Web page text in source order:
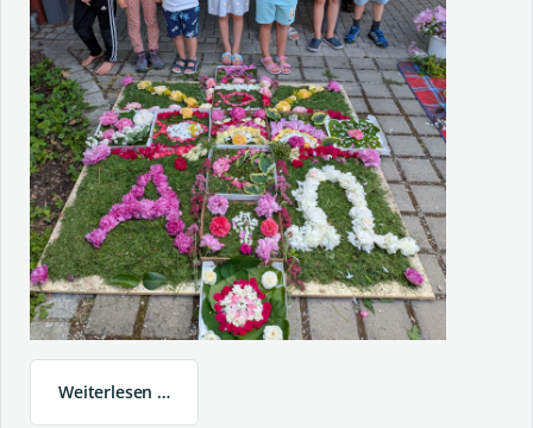
Weiterlesen …